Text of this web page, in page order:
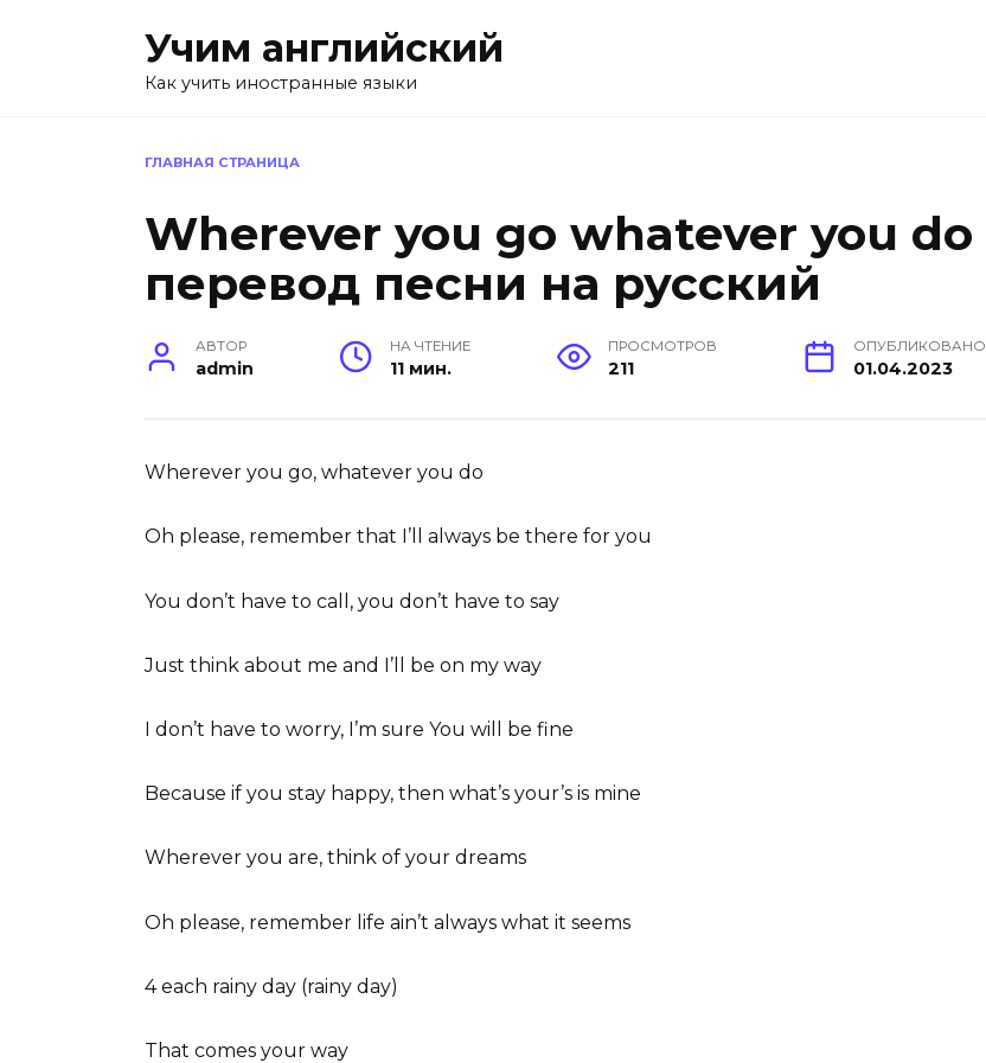
Учим английский
Как учить иностранные языки
ГЛАВНАЯ СТРАНИЦА
Wherever you go whatever you do
перевод песни на русский
АВТОР
admin
НА ЧТЕНИЕ
11 мин.
ПРОСМОТРОВ
211
ОПУБЛИКОВАНО
01.04.2023
Wherever you go, whatever you do
Oh please, remember that I’ll always be there for you
You don’t have to call, you don’t have to say
Just think about me and I’ll be on my way
I don’t have to worry, I’m sure You will be fine
Because if you stay happy, then what’s your’s is mine
Wherever you are, think of your dreams
Oh please, remember life ain’t always what it seems
4 each rainy day (rainy day)
That comes your way